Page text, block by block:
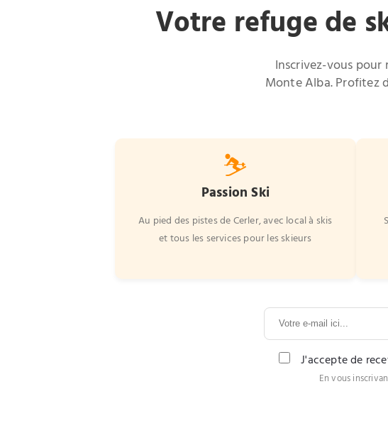
Votre refuge de
Inscrivez-vous pour
Monte Alba. Profitez
⛷️
Passion Ski
Au pied des pistes de Cerler, avec local à skis
et tous les services pour les skieurs
J'accepte de
En vous